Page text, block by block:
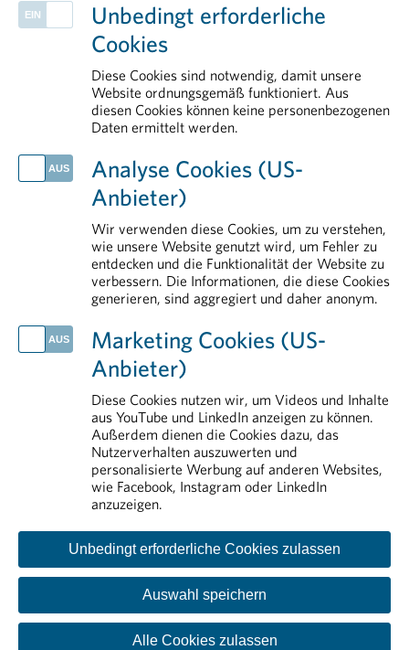
Legal & Compliance
Politik
Herstellung & Qualitätssicherung
Public Affairs und Market Access
Rauchstopp als starker Hebel für Gesundheit und Versorgung
Europas klinische Forschung steht unter Druck
Globaler Schlag gegen kriminelle Netzwerke im Arzneimittelhandel
PHARMIG Facts & Figures 2026
IM DETAIL
Arzneimittelmarkt
Aus- und Weiterbildung
Arzneimittelsicherheit
Erstattung von Arzneimitteln
Rund um die Pharmaindustrie
Impressum
Disclaimer
Datenschutzinformation
Cookie-Einstellungen
Unbedingt erforderliche
Cookies
Diese Cookies sind notwendig, damit unsere
Website ordnungsgemäß funktioniert. Aus
diesen Cookies können keine personenbezogenen
Daten ermittelt werden.
Analyse Cookies (US-
Anbieter)
Wir verwenden diese Cookies, um zu verstehen,
wie unsere Website genutzt wird, um Fehler zu
entdecken und die Funktionalität der Website zu
verbessern. Die Informationen, die diese Cookies
generieren, sind aggregiert und daher anonym.
Marketing Cookies (US-
Anbieter)
Diese Cookies nutzen wir, um Videos und Inhalte
aus YouTube und LinkedIn anzeigen zu können.
Außerdem dienen die Cookies dazu, das
Nutzerverhalten auszuwerten und
personalisierte Werbung auf anderen Websites,
wie Facebook, Instagram oder LinkedIn
anzuzeigen.
Unbedingt erforderliche Cookies zulassen
Auswahl speichern
Alle Cookies zulassen